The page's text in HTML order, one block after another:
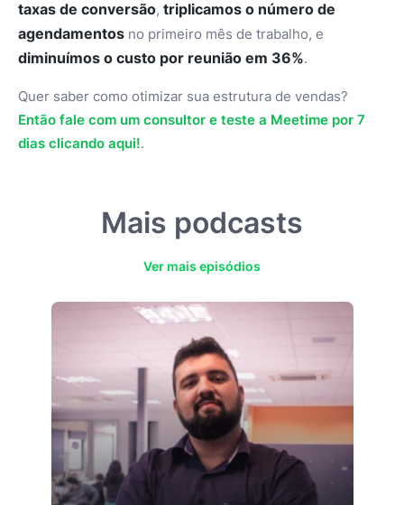
taxas de conversão, triplicamos o número de
agendamentos no primeiro mês de trabalho, e
diminuímos o custo por reunião em 36%.
Quer saber como otimizar sua estrutura de vendas?
Então fale com um consultor e teste a Meetime por 7
dias clicando aqui!.
Mais podcasts
Ver mais episódios